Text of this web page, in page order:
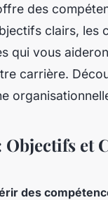
des
clairs, les
qui vous
carrière.
et
des